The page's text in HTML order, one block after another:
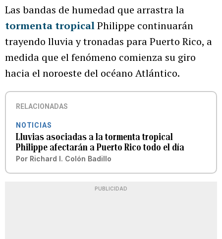
Las bandas de humedad que arrastra la
tormenta tropicalPhilippe continuarán
trayendo lluvia y tronadas para Puerto Rico, a
medida que el fenómeno comienza su giro
hacia el noroeste del océano Atlántico.
RELACIONADAS
NOTICIAS
Lluvias asociadas a la tormenta tropical
Philippe afectarán a Puerto Rico todo el día
Por Richard I. Colón Badillo
PUBLICIDAD